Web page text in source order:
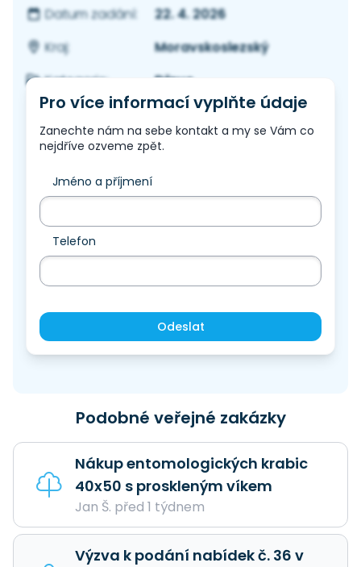
Datum zadání:
22. 4. 2026
Kraj:
Moravskoslezský
Kategorie:
Dřevo
Pro více informací vyplňte údaje
Zanechte nám na sebe kontakt a my se Vám co
nejdříve ozveme zpět.
Jméno a příjmení
Telefon
Odeslat
Podobné veřejné zakázky
Nákup entomologických krabic
40x50 s proskleným víkem
Jan Š. před 1 týdnem
Výzva k podání nabídek č. 36 v